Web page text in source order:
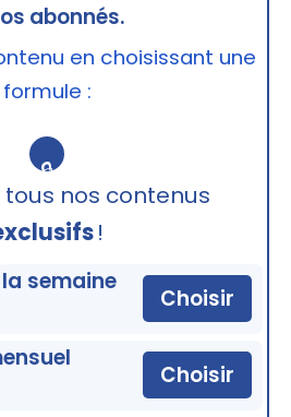
abonnés.
en choisissant une
formule :
🔒
nos contenus
!
semaine
Choisir
Choisir